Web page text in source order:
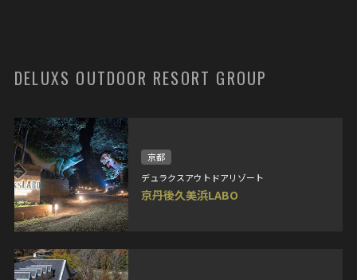
DELUXS OUTDOOR RESORT GROUP
京都
デュラクスアウトドアリゾート
京丹後久美浜LABO